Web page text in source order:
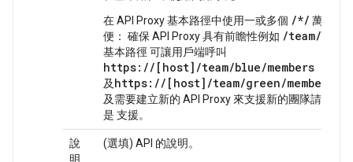
在 API Proxy 基本路徑中使用一或多個 /*/ 萬用字
便： 確保 API Proxy 具有前瞻性例如 /team/*/
基本路徑 可讓用戶端呼叫
https://[host]/team/blue/members
及https://[host]/team/green/members
及需要建立新的 API Proxy 來支援新的團隊請注意
是 支援。
說
明
(選填) API 的說明。